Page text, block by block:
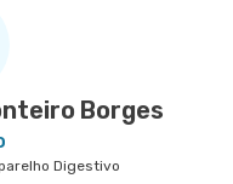
Borges
Digestivo